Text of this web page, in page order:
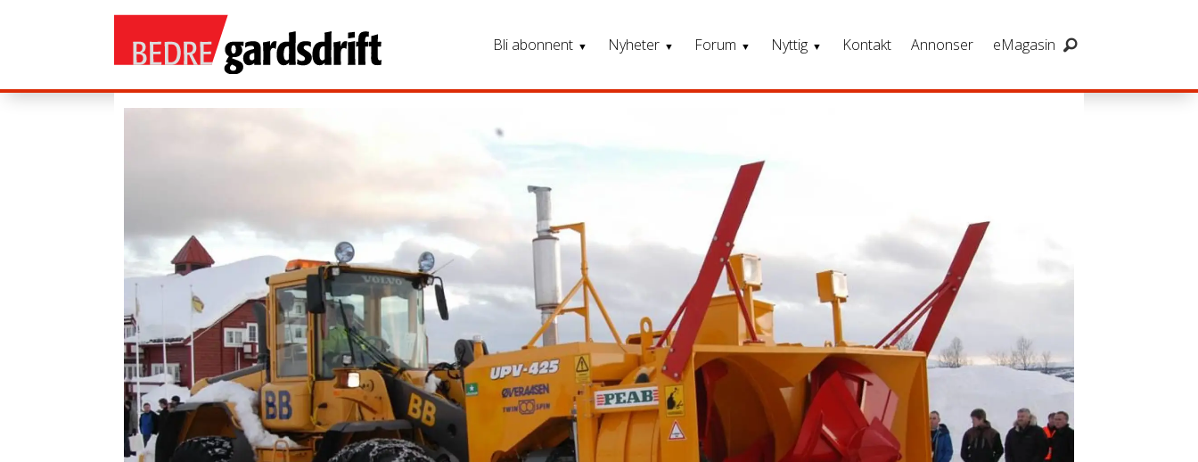
Bli abonnent Nyheter Forum Nyttig Kontakt Annonser eMagasin